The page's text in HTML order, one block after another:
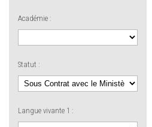
Académie :
Statut :
Langue vivante 1 :